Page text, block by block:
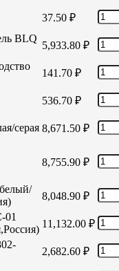
37.50 ₽
BLQ
5,933.80 ₽
141.70 ₽
536.70 ₽
серая 8,671.50 ₽
8,755.90 ₽
8,048.90 ₽
01
11,132.00 ₽
2,682.60 ₽